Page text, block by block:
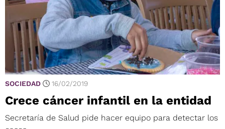
SOCIEDAD 16/02/2019
Crece cáncer infantil en la entidad
Secretaría de Salud pide hacer equipo para detectar los